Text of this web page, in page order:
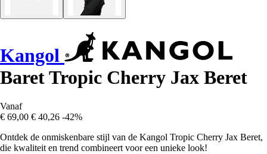
Kangol
Baret Tropic Cherry Jax Beret
Vanaf
€ 69,00 € 40,26 -42%
Ontdek de onmiskenbare stijl van de Kangol Tropic Cherry Jax Beret,
die kwaliteit en trend combineert voor een unieke look!